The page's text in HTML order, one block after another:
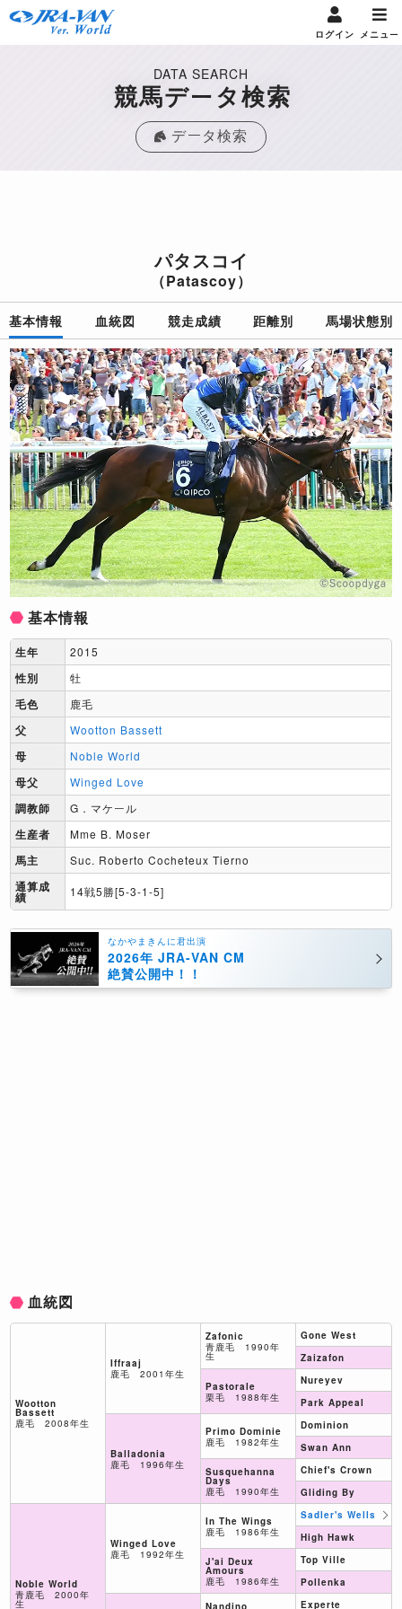
ログイン メニュー
DATA SEARCH
競馬データ検索
データ検索
パタスコイ
（Patascoy）
基本情報 血統図 競走成績 距離別 馬場状態別
基本情報
生年 2015
性別 牡
毛色 鹿毛
父 Wootton Bassett
母 Noble World
母父 Winged Love
調教師 G．マケール
生産者 Mme B. Moser
馬主 Suc. Roberto Cocheteux Tierno
通算成
績 14戦5勝[5-3-1-5]
なかやまきんに君出演
2026年 JRA-VAN CM
絶賛公開中！！
血統図
Wootton
Bassett
鹿毛 2008年生
Noble World
青鹿毛 2000年
生
Iffraaj
鹿毛 2001年生
Balladonia
鹿毛 1996年生
Winged Love
鹿毛 1992年生
Zafonic
青鹿毛 1990年
生
Pastorale
栗毛 1988年生
Primo Dominie
鹿毛 1982年生
Susquehanna
Days
鹿毛 1990年生
In The Wings
鹿毛 1986年生
J'ai Deux
Amours
鹿毛 1986年生
Nandino
Gone West
Zaizafon
Nureyev
Park Appeal
Dominion
Swan Ann
Chief's Crown
Gliding By
Sadler's Wells
High Hawk
Top Ville
Pollenka
Experte